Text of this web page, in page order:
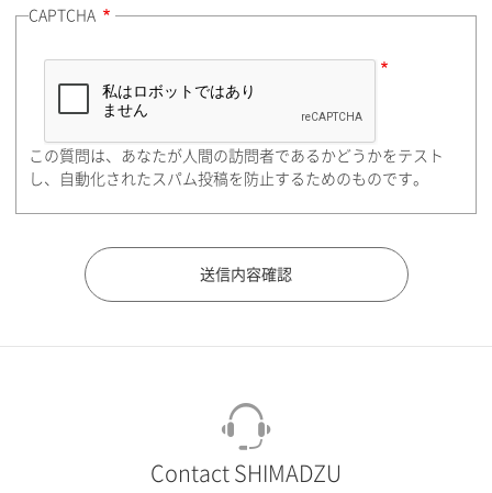
住所検索
都道府県（勤務先）
CAPTCHA
この質問は、あなたが人間の訪問者であるかどうかをテスト
し、自動化されたスパム投稿を防止するためのものです。
Contact SHIMADZU